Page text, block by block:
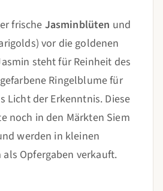
frischeJasminblüten und
vor die goldenen
steht für Reinheit des
Ringelblume für
Licht der Erkenntnis. Diese
noch in den Märkten Siem
werden in kleinen
Opfergaben verkauft.